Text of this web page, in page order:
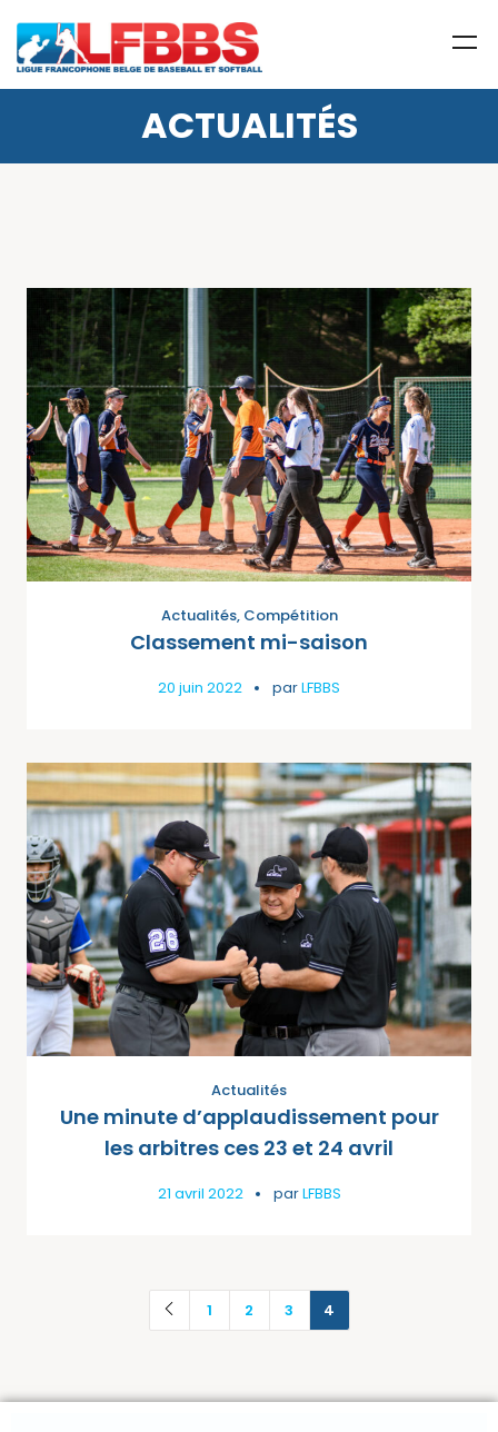
ACTUALITÉS
Actualités, Compétition
Classement mi-saison
20 juin 2022 parLFBBS
Actualités
Une minute d’applaudissement pour
les arbitres ces 23 et 24 avril
21 avril 2022 parLFBBS
1 2 3 4